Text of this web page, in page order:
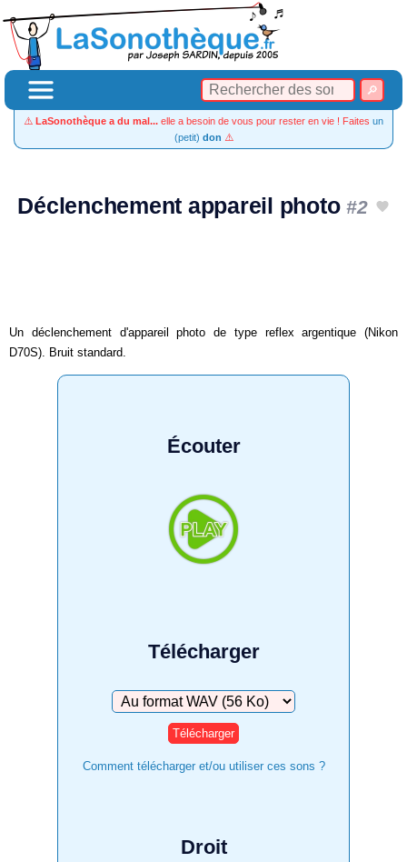
⚠️ LaSonothèque a du mal... elle a besoin de vous pour rester en vie ! Faites un
(petit) don ⚠️
Déclenchement appareil photo#2
Un déclenchement d'appareil photo de type reflex argentique (Nikon
D70S). Bruit standard.
Écouter
Télécharger
Télécharger
Comment télécharger et/ou utiliser ces sons ?
Droit